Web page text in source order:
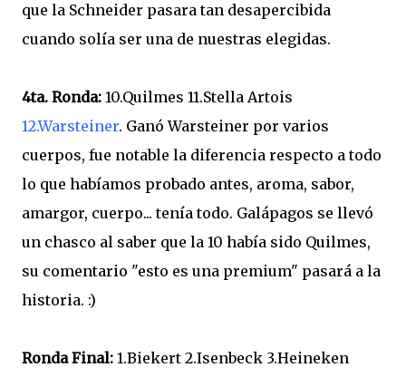
que la Schneider pasara tan desapercibida
cuando solía ser una de nuestras elegidas.
4ta. Ronda: 10.Quilmes 11.Stella Artois
12.Warsteiner. Ganó Warsteiner por varios
cuerpos, fue notable la diferencia respecto a todo
lo que habíamos probado antes, aroma, sabor,
amargor, cuerpo... tenía todo. Galápagos se llevó
un chasco al saber que la 10 había sido Quilmes,
su comentario "esto es una premium" pasará a la
historia. :)
Ronda Final: 1.Biekert 2.Isenbeck 3.Heineken